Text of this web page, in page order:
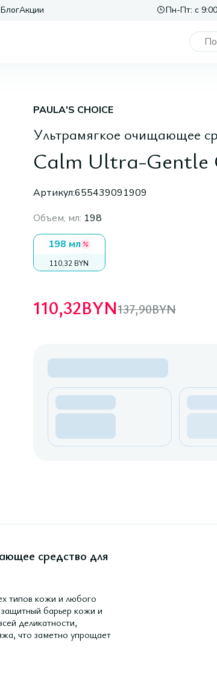
БлогАкции Пн-Пт: с
PAULA'S CHOICE
Ультрамягкое очищающее
Calm Ultra-Gentle
Артикул:655439091909
Объем, мл: 198
198 мл
110,32 BYN
110,32BYN137,90BYN
средство для
типов кожи и любого
барьер кожи и
деликатности,
что заметно упрощает